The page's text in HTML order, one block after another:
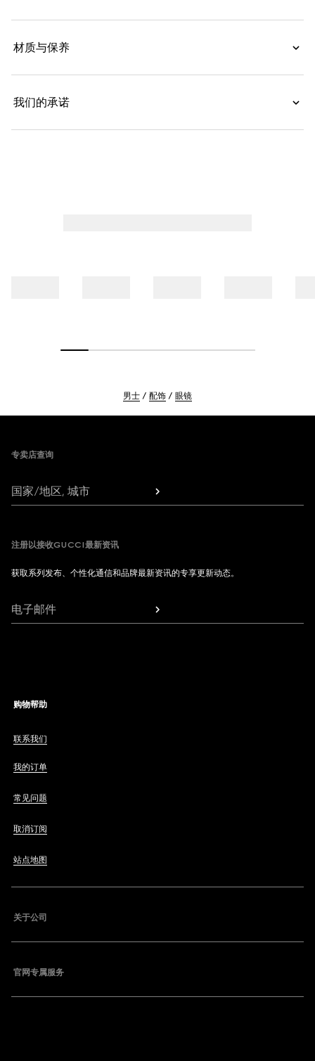
材质与保养
我们的承诺
男士 配饰 眼镜
专卖店查询
国家/地区, 城市
注册以接收GUCCI最新资讯
获取系列发布、个性化通信和品牌最新资讯的专享更新动态。
电子邮件
购物帮助
联系我们
我的订单
常见问题
取消订阅
站点地图
关于公司
官网专属服务